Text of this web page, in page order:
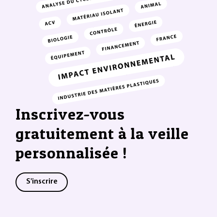
Inscrivez-vous
gratuitement à la veille
personnalisée !
S'inscrire